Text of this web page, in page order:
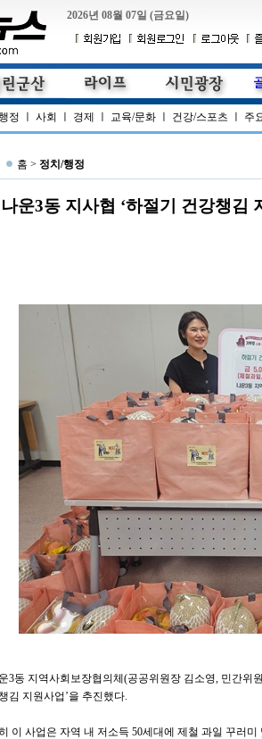
2026년 08월 07일 (금요일)
정 사회 경제 교육/문화 건강/스포츠 주
홈 > 정치/행정
나운3동 지사협 ‘하절기 건강챙김
3동 지역사회보장협의체(공공위원장 김소영, 민간위
김 지원사업’을 추진했다.
이 사업은 자역 내 저소득 50세대에 제철 과일 꾸러